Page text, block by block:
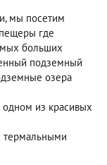
мы посетим
где
больших
подземный
озера
из красивых